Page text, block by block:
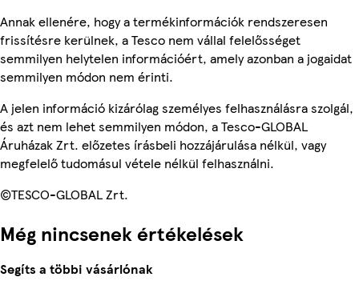
Annak ellenére, hogy a termékinformációk rendszeresen
frissítésre kerülnek, a Tesco nem vállal felelősséget
semmilyen helytelen információért, amely azonban a jogaidat
semmilyen módon nem érinti.
A jelen információ kizárólag személyes felhasználásra szolgál,
és azt nem lehet semmilyen módon, a Tesco-GLOBAL
Áruházak Zrt. előzetes írásbeli hozzájárulása nélkül, vagy
megfelelő tudomásul vétele nélkül felhasználni.
©TESCO-GLOBAL Zrt.
Még nincsenek értékelések
Segíts a többi vásárlónak